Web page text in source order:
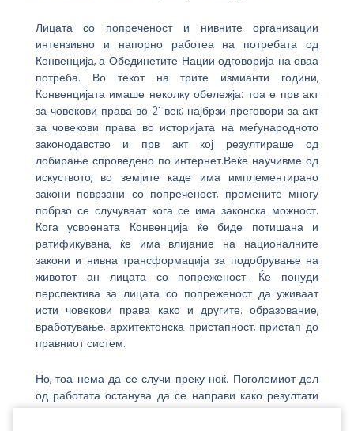
Лицата со попреченост и нивните организации
интензивно и напорно работеа на потребата од
Конвенција, а Обединетите Нации одговорија на оваа
потреба. Во текот на трите измианти години,
Конвенцијата имаше неколку обележја: тоа е прв акт
за човекови права во 21 век; најбрзи преговори за акт
за човекови права во историјата на меѓународното
законодавство и прв акт кој резултираше од
лобирање спроведено по интернет.Веќе научивме од
искуството, во земјите каде има имплементирано
закони поврзани со попреченост, промените многу
побрзо се случуваат кога се има законска можност.
Кога усвоената Конвенција ќе биде потишана и
ратификувана, ќе има влијание на националните
закони и нивна трансформација за подобрување на
животот ан лицата со попреженост. Ќе понуди
перспектива за лицата со попреженост да уживаат
исти човекови права како и другите: образование,
вработување, архитектонска пристапност, пристап до
правниот систем.
Но, тоа нема да се случи преку ноќ. Поголемиот дел
од работата останува да се направи како резултати